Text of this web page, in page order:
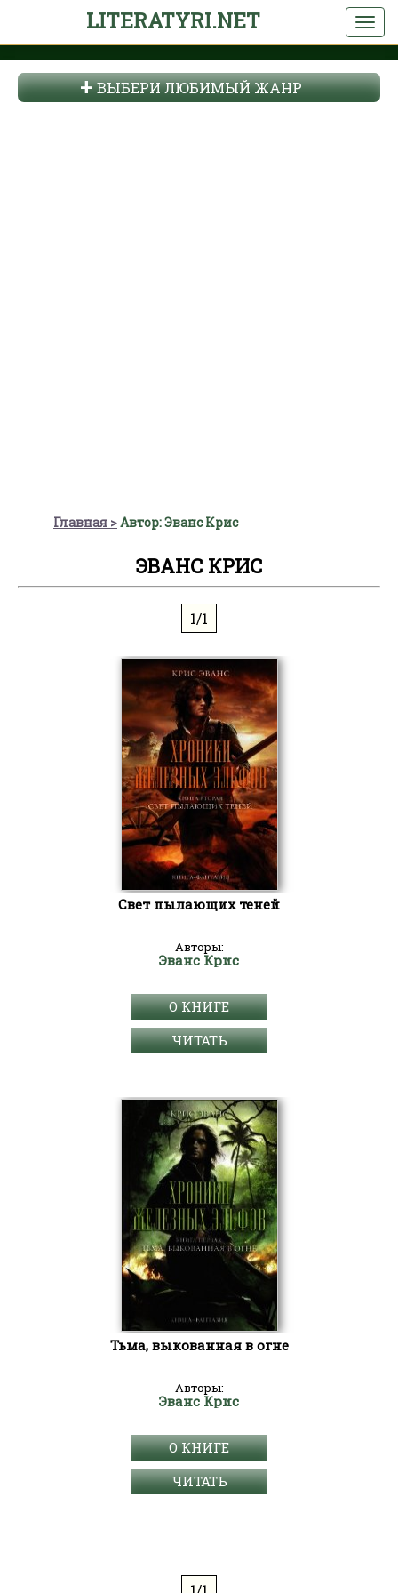
LITERATYRI.NET
ВЫБЕРИ ЛЮБИМЫЙ ЖАНР
Главная Автор: Эванс Крис
ЭВАНС КРИС
1/1
Свет пылающих теней
Авторы:
Эванс Крис
О КНИГЕ
ЧИТАТЬ
Тьма, выкованная в огне
Авторы:
Эванс Крис
О КНИГЕ
ЧИТАТЬ